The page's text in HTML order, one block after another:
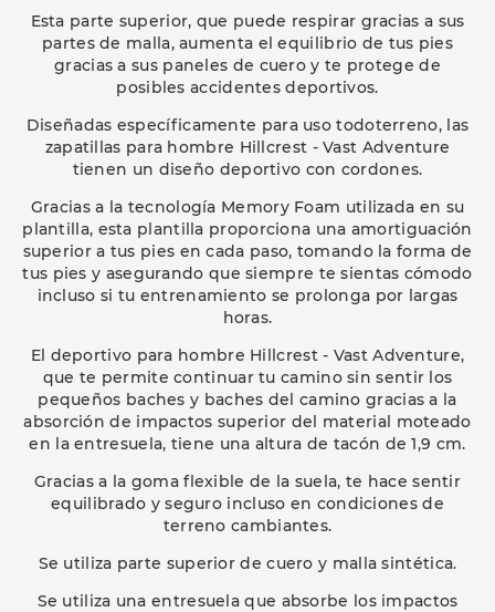
Esta parte superior, que puede respirar gracias a sus
partes de malla, aumenta el equilibrio de tus pies
gracias a sus paneles de cuero y te protege de
posibles accidentes deportivos.
Diseñadas específicamente para uso todoterreno, las
zapatillas para hombre Hillcrest - Vast Adventure
tienen un diseño deportivo con cordones.
Gracias a la tecnología Memory Foam utilizada en su
plantilla, esta plantilla proporciona una amortiguación
superior a tus pies en cada paso, tomando la forma de
tus pies y asegurando que siempre te sientas cómodo
incluso si tu entrenamiento se prolonga por largas
horas.
El deportivo para hombre Hillcrest - Vast Adventure,
que te permite continuar tu camino sin sentir los
pequeños baches y baches del camino gracias a la
absorción de impactos superior del material moteado
en la entresuela, tiene una altura de tacón de 1,9 cm.
Gracias a la goma flexible de la suela, te hace sentir
equilibrado y seguro incluso en condiciones de
terreno cambiantes.
Se utiliza parte superior de cuero y malla sintética.
Se utiliza una entresuela que absorbe los impactos